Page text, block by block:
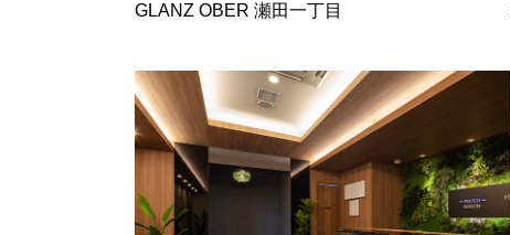
GLANZ OBER 瀬田一丁目